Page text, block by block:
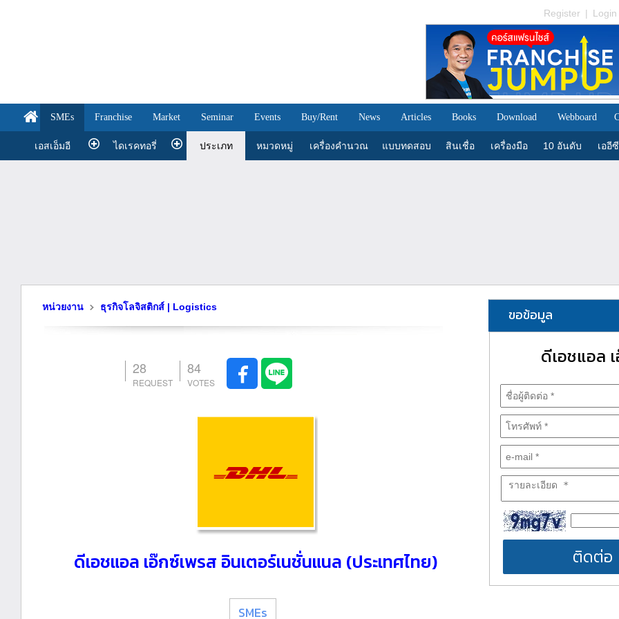
Register | Login
SMEs Franchise Market Seminar Events Buy/Rent News Articles Books Download Webboard
เอสเอ็มอี ไดเรคทอรี่ ประเภท หมวดหมู่ เครื่องคำนวณ แบบทดสอบ สินเชื่อ เครื่องมือ 10 อันดับ เออีซี
หน่วยงาน ธุรกิจโลจิสติกส์ | Logistics
28 84
ดีเอชแอล เอ๊กซ์เพรส อินเตอร์เนชั่นแนล (ประเทศไทย)
SMEs
ขอข้อมูล
ดีเอชแอล
ติดต่อ